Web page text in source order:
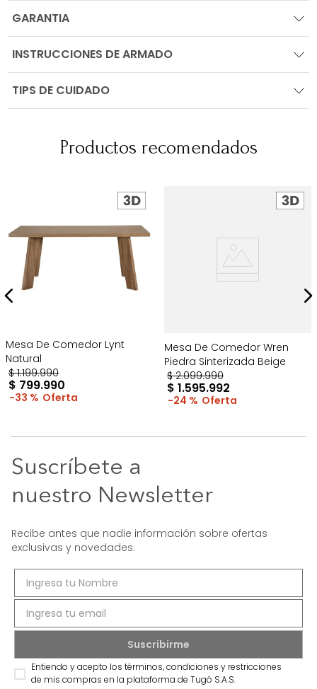
GARANTIA
INSTRUCCIONES DE ARMADO
TIPS DE CUIDADO
Productos recomendados
Mesa De Comedor Lynt
Natural
$ 1.199.990
$ 799.990
33 %
Mesa De Comedor Wren
Piedra Sinterizada Beige
$ 2.099.990
$ 1.595.992
24 %
Suscríbete a
nuestro Newsletter
Recibe antes que nadie información sobre ofertas
exclusivas y novedades.
Entiendo y acepto los términos, condiciones y restricciones
de mis compras en la plataforma de Tugó S.A.S.